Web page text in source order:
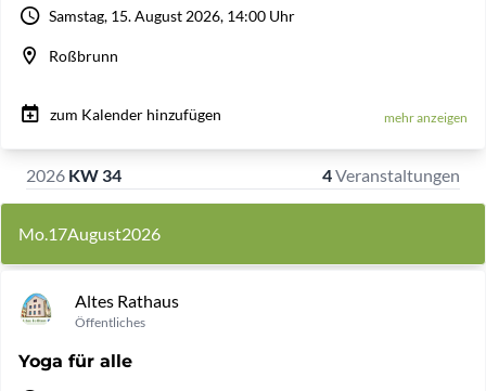
Samstag, 15. August 2026, 14:00 Uhr
Roßbrunn
zum Kalender hinzufügen mehr anzeigen
2026 KW 34 4Veranstaltungen
Mo.17August2026
Altes Rathaus
Öffentliches
Yoga für alle